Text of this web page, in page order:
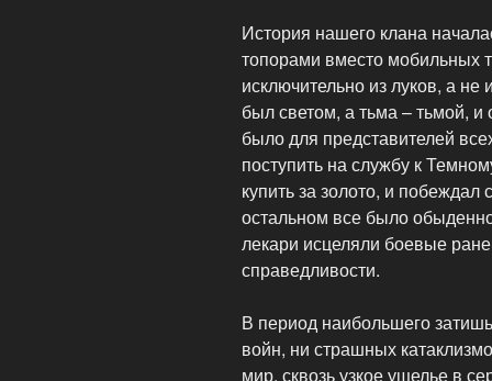
История нашего клана
топорами вместо мобильных
исключительно из луков, а не
был светом, а тьма – тьмой,
было для представителей
поступить на службу к
купить за золото, и
остальном все было
лекари исцеляли боевые
справедливости.
В период наибольшего
войн, ни страшных
мир, сквозь узкое ущелье в